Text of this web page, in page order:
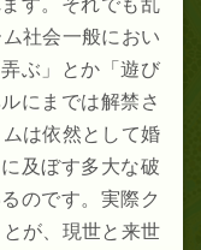
社会一般におい
ぶ」とか「遊び
にまでは解禁さ
は依然として婚
及ぼす多大な破
のです。実際ク
が、現世と来世